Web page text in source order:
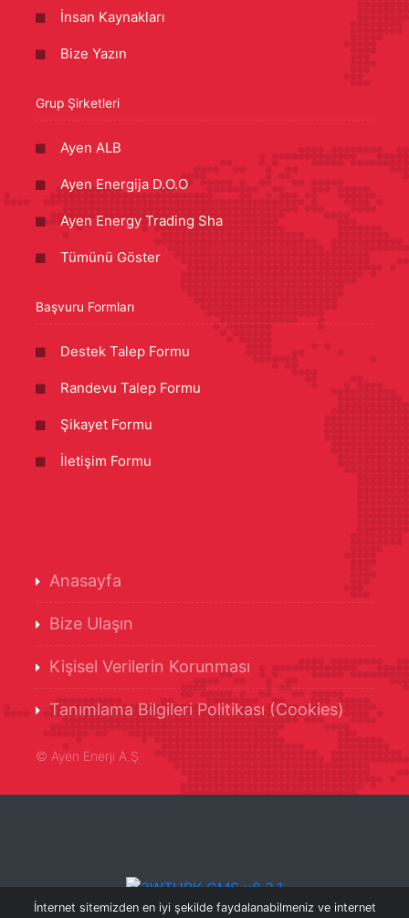
İnternet sitemizden en iyi şekilde faydalanabilmeniz ve internet
İnsan Kaynakları
Bize Yazın
Grup Şirketleri
Ayen ALB
Ayen Energija D.O.O
Ayen Energy Trading Sha
Tümünü Göster
Başvuru Formları
Destek Talep Formu
Randevu Talep Formu
Şikayet Formu
İletişim Formu
Anasayfa
Bize Ulaşın
Kişisel Verilerin Korunması
Tanımlama Bilgileri Politikası (Cookies)
© Ayen Enerji A.Ş